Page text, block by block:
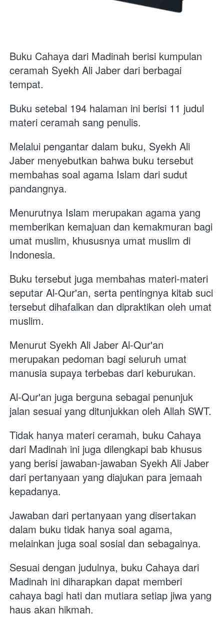
Buku Cahaya dari Madinah berisi kumpulan
ceramah Syekh Ali Jaber dari berbagai
tempat.
Buku setebal 194 halaman ini berisi 11 judul
materi ceramah sang penulis.
Melalui pengantar dalam buku, Syekh Ali
Jaber menyebutkan bahwa buku tersebut
membahas soal agama Islam dari sudut
pandangnya.
Menurutnya Islam merupakan agama yang
memberikan kemajuan dan kemakmuran bagi
umat muslim, khususnya umat muslim di
Indonesia.
Buku tersebut juga membahas materi-materi
seputar Al-Qur'an, serta pentingnya kitab suci
tersebut dihafalkan dan dipraktikan oleh umat
muslim.
Menurut Syekh Ali Jaber Al-Qur'an
merupakan pedoman bagi seluruh umat
manusia supaya terbebas dari keburukan.
Al-Qur'an juga berguna sebagai penunjuk
jalan sesuai yang ditunjukkan oleh Allah SWT.
Tidak hanya materi ceramah, buku Cahaya
dari Madinah ini juga dilengkapi bab khusus
yang berisi jawaban-jawaban Syekh Ali Jaber
dari pertanyaan yang diajukan para jemaah
kepadanya.
Jawaban dari pertanyaan yang disertakan
dalam buku tidak hanya soal agama,
melainkan juga soal sosial dan sebagainya.
Sesuai dengan judulnya, buku Cahaya dari
Madinah ini diharapkan dapat memberi
cahaya bagi hati dan mutiara setiap jiwa yang
haus akan hikmah.